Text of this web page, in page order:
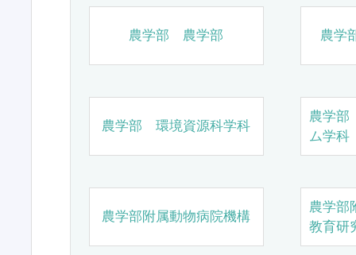
農学部 農学部 農学
農学部 環境資源科学科
農学
ム学科
農学部附属動物病院機構
農学部
教育研